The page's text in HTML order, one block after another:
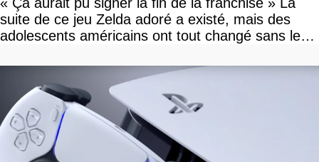
suite de ce jeu Zelda adoré a existé, mais des
adolescents américains ont tout changé sans le